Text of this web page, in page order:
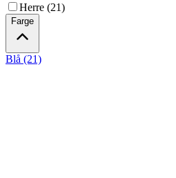
Herre (21)
Farge
Blå (21)